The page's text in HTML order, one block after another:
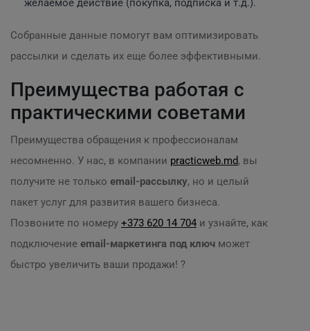
желаемое действие (покупка, подписка и т.д.).
Собранные данные помогут вам оптимизировать
рассылки и сделать их еще более эффективными.
Преимущества работая с
практическими советами
Преимущества обращения к профессионалам
несомненно. У нас, в компании practicweb.md, вы
получите не только email-рассылку, но и целый
пакет услуг для развития вашего бизнеса.
Позвоните по номеру +373 620 14 704 и узнайте, как
подключение email-маркетинга под ключ может
быстро увеличить ваши продажи! ?